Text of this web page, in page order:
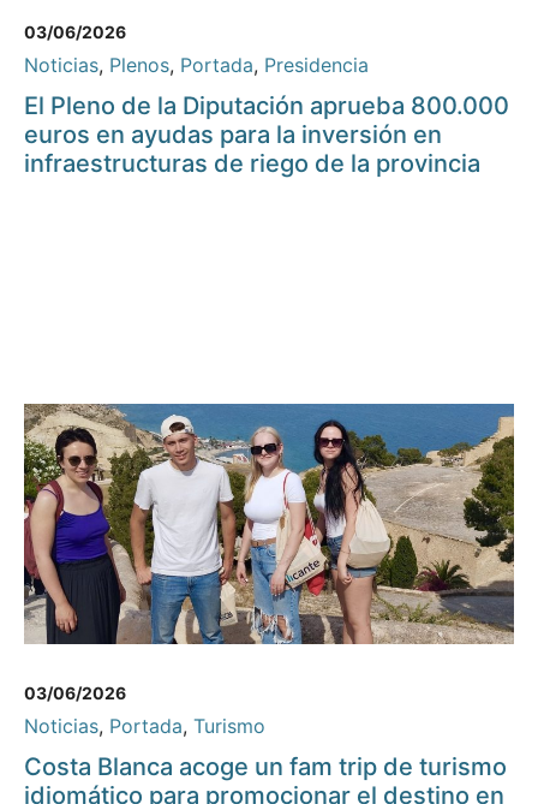
03/06/2026
Noticias, Plenos, Portada, Presidencia
El Pleno de la Diputación aprueba 800.000
euros en ayudas para la inversión en
infraestructuras de riego de la provincia
03/06/2026
Noticias, Portada, Turismo
Costa Blanca acoge un fam trip de turismo
idiomático para promocionar el destino en